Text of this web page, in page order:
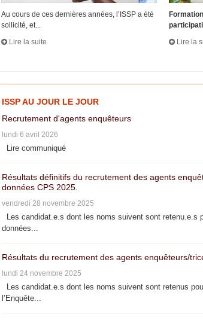
Au cours de ces dernières années, l’ISSP a été
sollicité, et...
Lire la suite
Lire la
ISSP AU JOUR LE JOUR
Recrutement d'agents enquêteurs
lundi 6 avril 2026
Lire communiqué
Résultats définitifs du recrutement des agents
données CPS 2025.
vendredi 28 novembre 2025
Les candidat.e.s dont les noms suivent sont retenu.e.s
données...
Résultats du recrutement des agents enquêteurs/
lundi 24 novembre 2025
Les candidat.e.s dont les noms suivent sont retenus
l’Enquête...